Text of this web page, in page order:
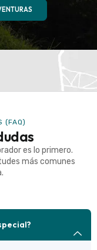
(FAQ)
es lo primero.
más comunes